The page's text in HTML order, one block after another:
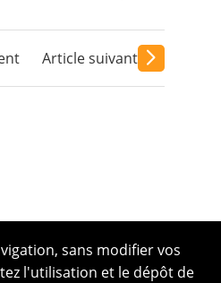
Article suivant
sans modifier vos
l'utilisation et le dépôt de